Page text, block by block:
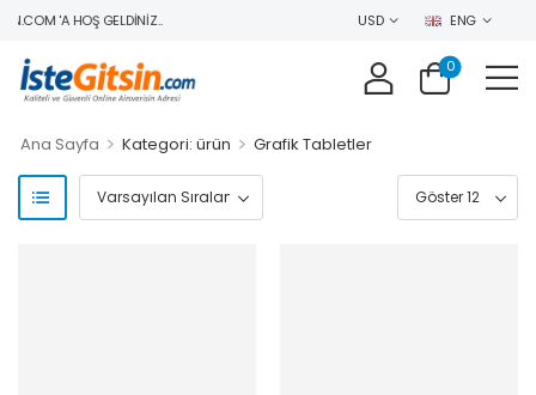
'A HOŞ GELDINIZ.. USD ENG
0
Ana Sayfa > Kategori: ürün > Grafik Tabletler